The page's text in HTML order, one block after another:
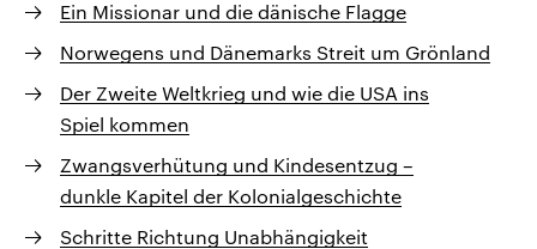
Ein Missionar und die dänische Flagge
Norwegens und Dänemarks Streit um Grönland
Der Zweite Weltkrieg und wie die USA ins
Spiel kommen
Zwangsverhütung und Kindesentzug –
dunkle Kapitel der Kolonialgeschichte
Schritte Richtung Unabhängigkeit